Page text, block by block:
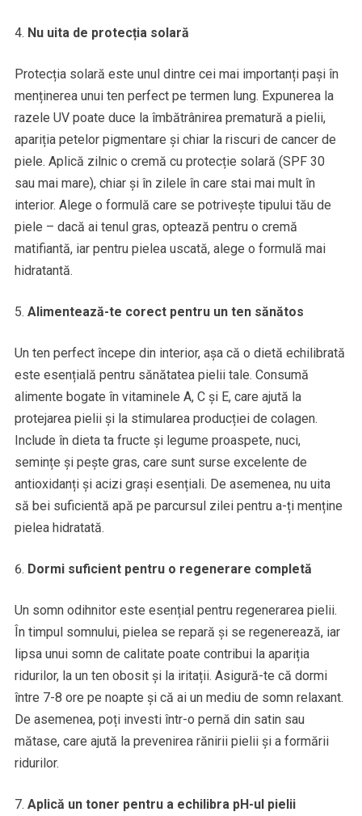
Nu uita de protecția solară
Protecția solară este unul dintre cei mai importanți pași în
menținerea unui ten perfect pe termen lung. Expunerea la
razele UV poate duce la îmbătrânirea prematură a pielii,
apariția petelor pigmentare și chiar la riscuri de cancer de
piele. Aplică zilnic o cremă cu protecție solară (SPF 30
sau mai mare), chiar și în zilele în care stai mai mult în
interior. Alege o formulă care se potrivește tipului tău de
piele – dacă ai tenul gras, optează pentru o cremă
matifiantă, iar pentru pielea uscată, alege o formulă mai
hidratantă.
Alimentează-te corect pentru un ten sănătos
Un ten perfect începe din interior, așa că o dietă echilibrată
este esențială pentru sănătatea pielii tale. Consumă
alimente bogate în vitaminele A, C și E, care ajută la
protejarea pielii și la stimularea producției de colagen.
Include în dieta ta fructe și legume proaspete, nuci,
semințe și pește gras, care sunt surse excelente de
antioxidanți și acizi grași esențiali. De asemenea, nu uita
să bei suficientă apă pe parcursul zilei pentru a-ți menține
pielea hidratată.
Dormi suficient pentru o regenerare completă
Un somn odihnitor este esențial pentru regenerarea pielii.
În timpul somnului, pielea se repară și se regenerează, iar
lipsa unui somn de calitate poate contribui la apariția
ridurilor, la un ten obosit și la iritații. Asigură-te că dormi
între 7-8 ore pe noapte și că ai un mediu de somn relaxant.
De asemenea, poți investi într-o pernă din satin sau
mătase, care ajută la prevenirea rănirii pielii și a formării
ridurilor.
Aplică un toner pentru a echilibra pH-ul pielii